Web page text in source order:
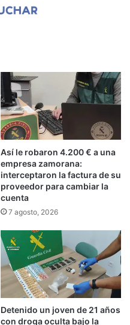
Así le robaron 4.200 € a una
empresa zamorana:
interceptaron la factura de su
proveedor para cambiar la
cuenta
7 agosto, 2026
Detenido un joven de 21 años
con droga oculta bajo la